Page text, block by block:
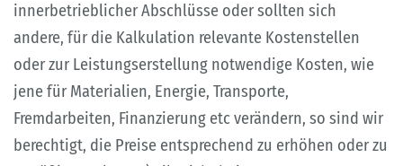
innerbetrieblicher Abschlüsse oder sollten sich
andere, für die Kalkulation relevante Kostenstellen
oder zur Leistungserstellung notwendige Kosten, wie
jene für Materialien, Energie, Transporte,
Fremdarbeiten, Finanzierung etc verändern, so sind wir
berechtigt, die Preise entsprechend zu erhöhen oder zu